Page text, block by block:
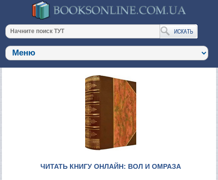
ЧИТАТЬ КНИГУ ОНЛАЙН: ВОЛ И ОМРАЗА